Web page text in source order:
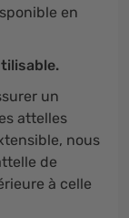
en
un
attelles
nous
de
à celle